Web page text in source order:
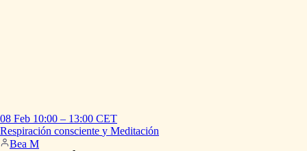
08 Feb 10:00 – 13:00 CET
Respiración consciente y Meditación
Bea M